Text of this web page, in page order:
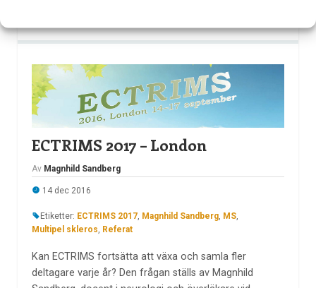
ECTRIMS 2017 – London
Av Magnhild Sandberg
14 dec 2016
Etiketter: ECTRIMS 2017, Magnhild Sandberg, MS,
Multipel skleros, Referat
Kan ECTRIMS fortsätta att växa och samla fler
deltagare varje år? Den frågan ställs av Magnhild